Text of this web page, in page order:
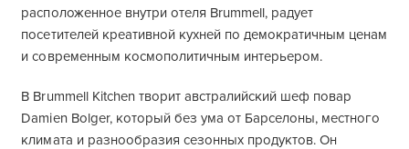
расположенное внутри отеля Brummell, радует
посетителей креативной кухней по демократичным ценам
и современным космополитичным интерьером.
В Brummell Kitchen творит австралийский шеф повар
Damien Bolger, который без ума от Барселоны, местного
климата и разнообразия сезонных продуктов. Он